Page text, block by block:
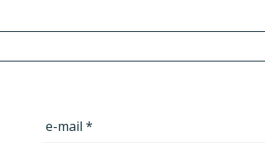
e-mail *